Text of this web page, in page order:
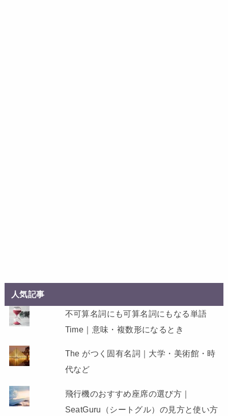
人気記事
不可算名詞にも可算名詞にもなる単語
Time｜意味・複数形になるとき
The がつく固有名詞｜大学・美術館・時
代など
飛行機のおすすめ座席の選び方｜
SeatGuru（シートグル）の見方と使い方